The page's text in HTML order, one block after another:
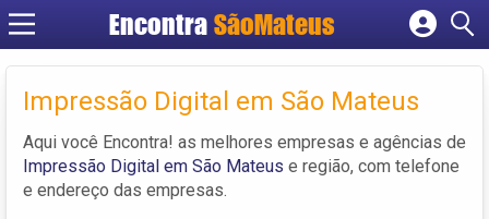
Encontra SãoMateus
Cadastrar empresa
Fazer login
Criar conta
Impressão Digital em São Mateus
Aqui você Encontra! as melhores empresas e agências de
Impressão Digital em São Mateus e região, com telefone
e endereço das empresas.